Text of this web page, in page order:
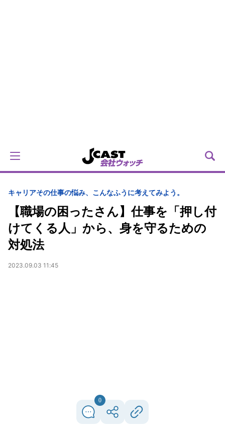
キャリアその仕事の悩み、こんなふうに考えてみよう。
【職場の困ったさん】仕事を「押し付
けてくる人」から、身を守るための
対処法
2023.09.03 11:45
0